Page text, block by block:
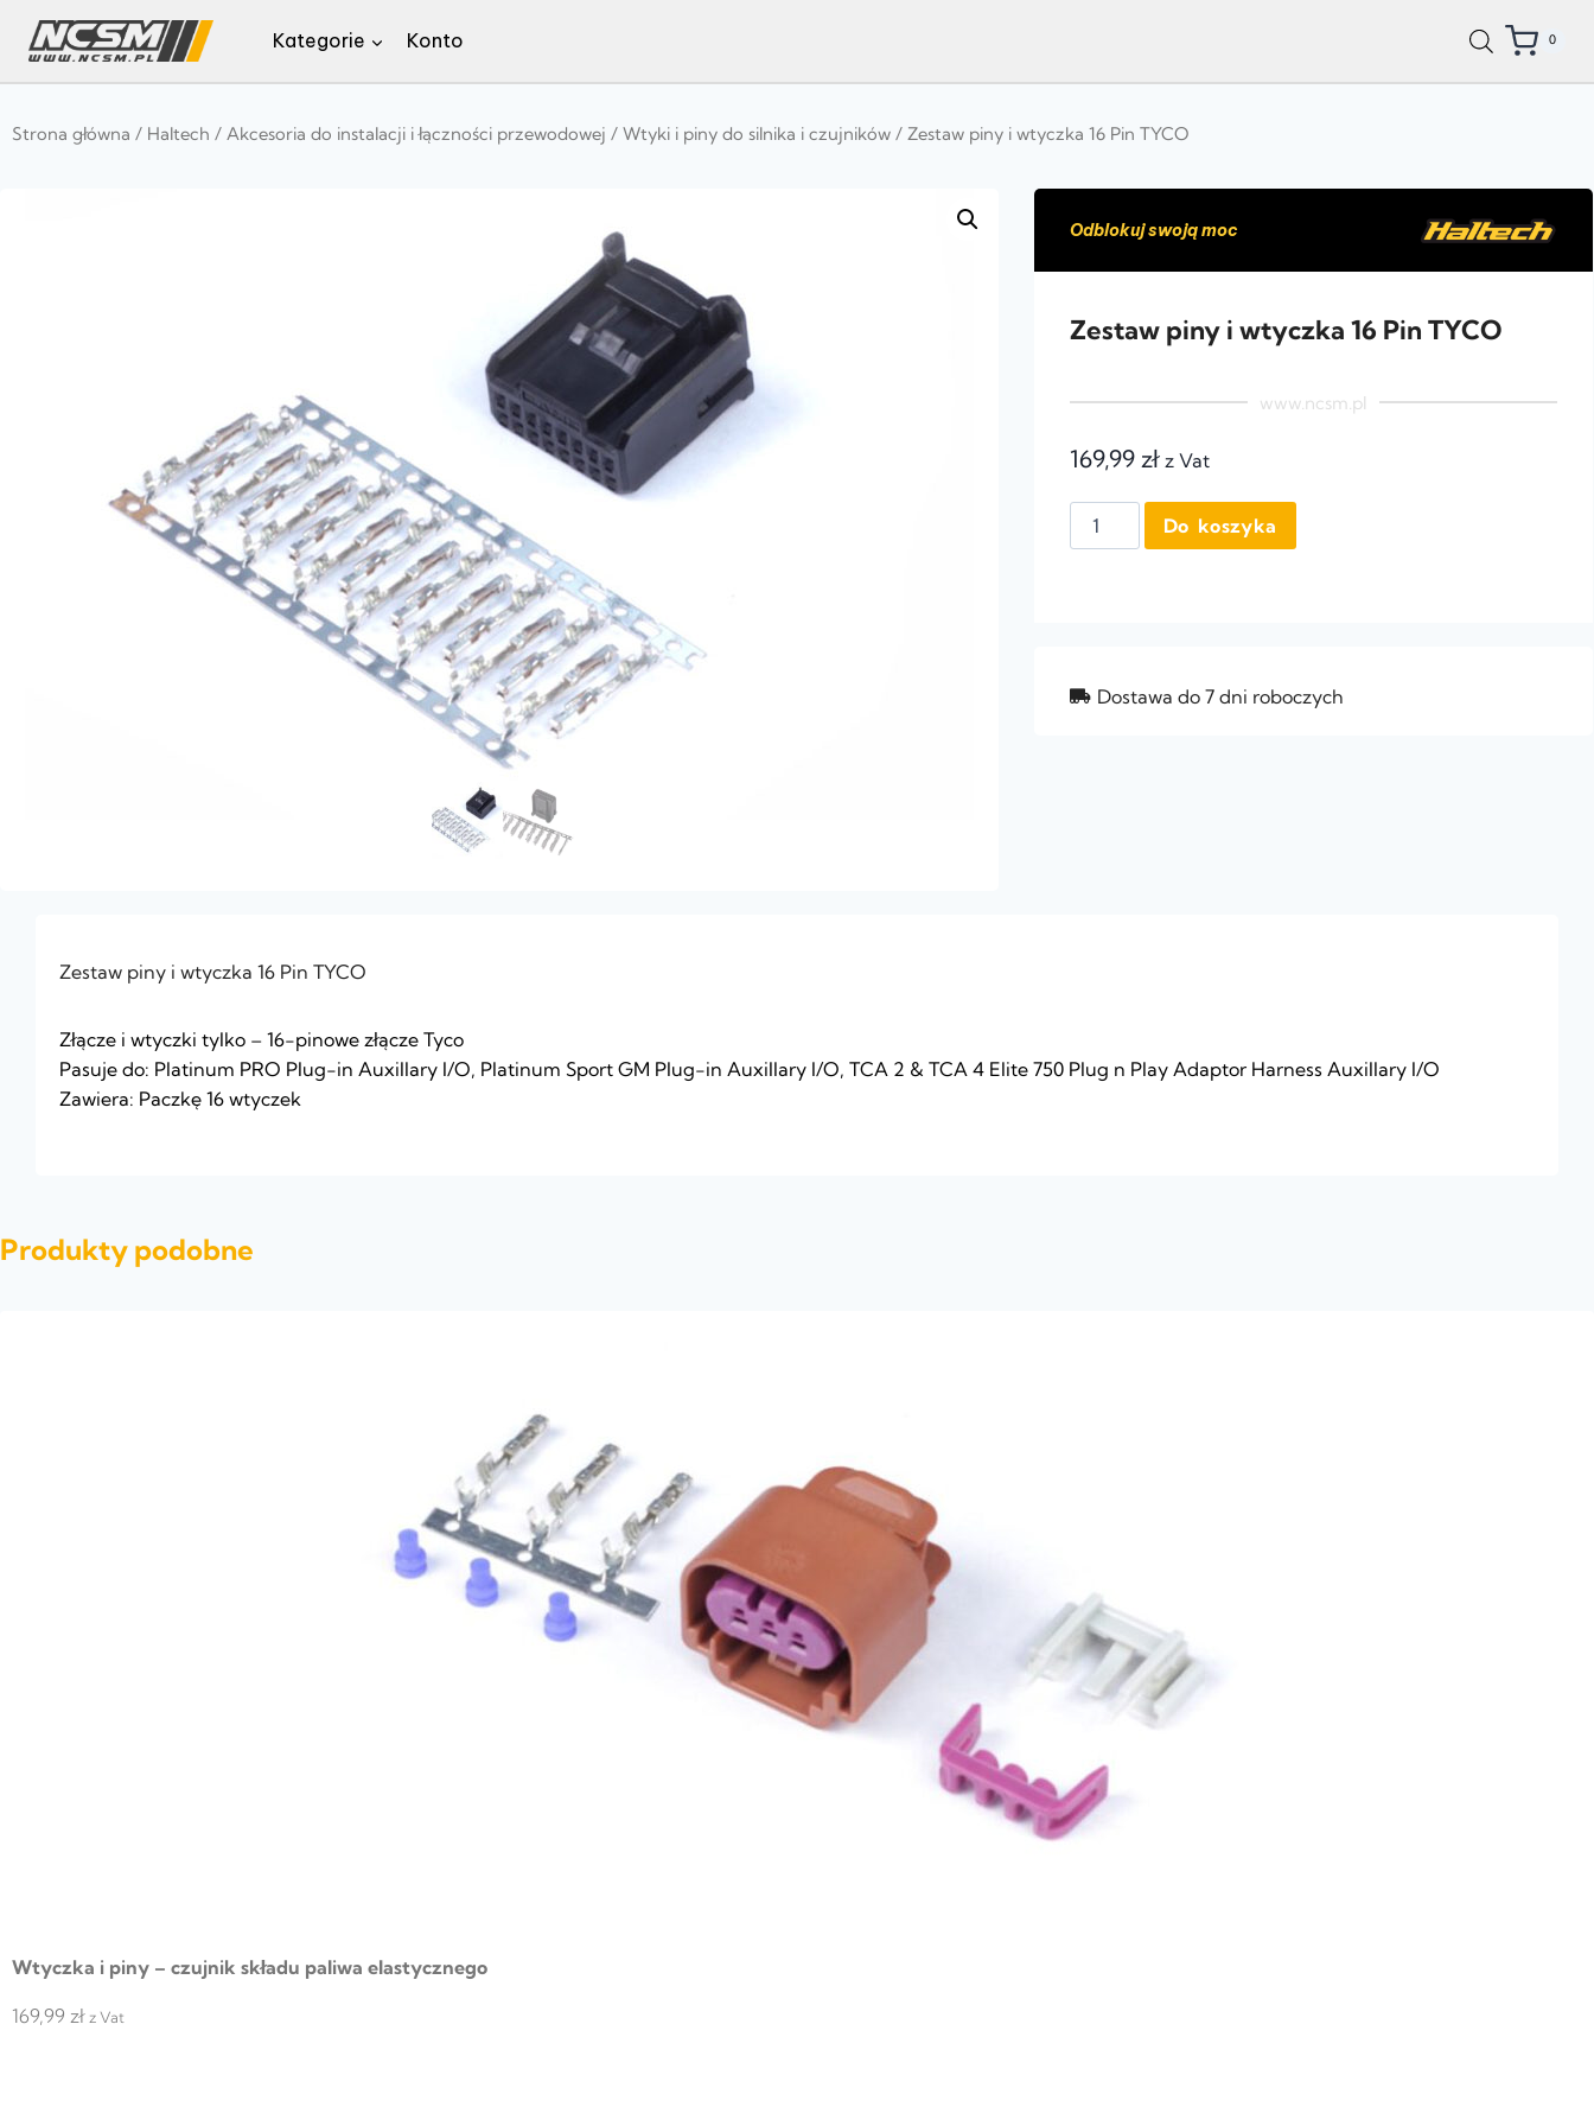
Kategorie Konto 0
Strona główna / Haltech / Akcesoria do instalacji i łączności przewodowej / Wtyki i piny do silnika i czujników / Zestaw piny i wtyczka 16 Pin TYCO
Odblokuj swoją moc
Zestaw piny i wtyczka 16 Pin TYCO
www.ncsm.pl
169,99 zł z Vat
Do koszyka
Dostawa do 7 dni roboczych
Zestaw piny i wtyczka 16 Pin TYCO
Złącze i wtyczki tylko – 16-pinowe złącze Tyco
Pasuje do: Platinum PRO Plug-in Auxillary I/O, Platinum Sport GM Plug-in Auxillary I/O, TCA 2 & TCA 4 Elite 750 Plug n Play Adaptor Harness Auxillary I/O
Zawiera: Paczkę 16 wtyczek
Produkty podobne
Wtyczka i piny – czujnik składu paliwa elastycznego
169,99 zł z Vat